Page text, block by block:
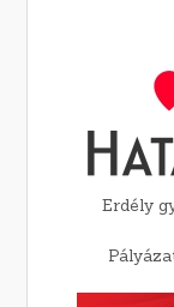
Erdély